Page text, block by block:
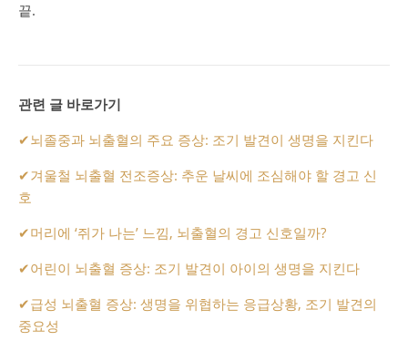
끝.
관련 글 바로가기
✔뇌졸중과 뇌출혈의 주요 증상: 조기 발견이 생명을 지킨다
✔겨울철 뇌출혈 전조증상: 추운 날씨에 조심해야 할 경고 신
호
✔머리에 ‘쥐가 나는’ 느낌, 뇌출혈의 경고 신호일까?
✔어린이 뇌출혈 증상: 조기 발견이 아이의 생명을 지킨다
✔급성 뇌출혈 증상: 생명을 위협하는 응급상황, 조기 발견의
중요성